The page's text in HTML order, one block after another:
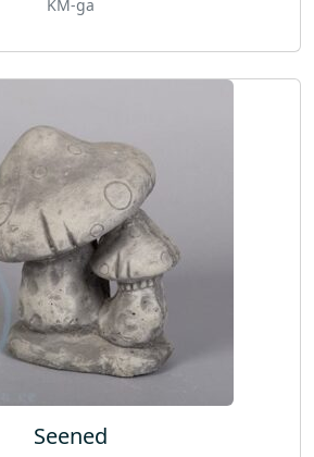
KM-ga
Seened